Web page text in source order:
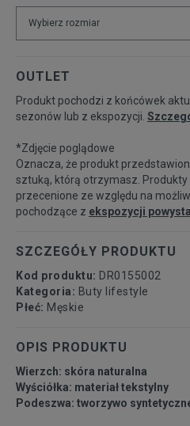
Wybierz rozmiar
41 26 cm
42 26,5 cm
42,5 27 cm
44 28 cm
45 29 cm
OUTLET
Produkt pochodzi z końcówek
sezonów lub z ekspozycji.
*Zdjęcie poglądowe
Oznacza, że produkt
sztuką, którą otrzymasz. Produkty
przecenione ze względu na
pochodzące z ekspozycji
SZCZEGÓŁY PRODUKTU
Kod produktu: DR0155002
Kategoria: Buty lifestyle
Płeć: Męskie
OPIS PRODUKTU
Wierzch: skóra naturalna
Wyściółka: materiał tekstylny
Podeszwa: tworzywo